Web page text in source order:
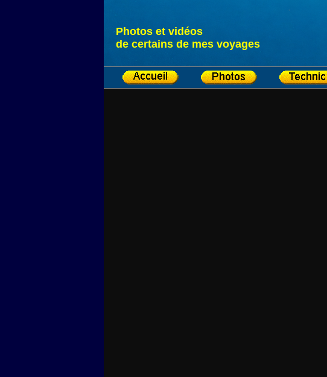
Photos et vidéos
de certains de mes voyages